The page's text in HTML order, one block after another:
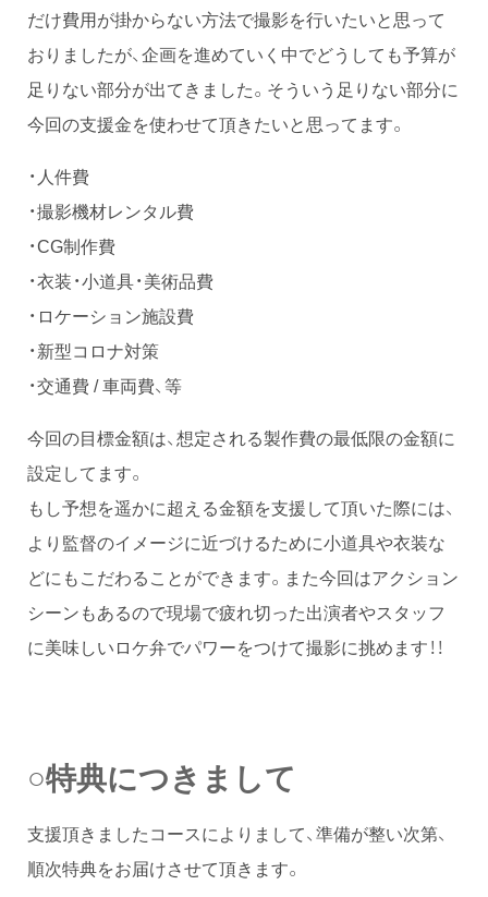
だけ費用が掛からない方法で撮影を行いたいと思って
おりましたが、企画を進めていく中でどうしても予算が
足りない部分が出てきました。そういう足りない部分に
今回の支援金を使わせて頂きたいと思ってます。
・人件費
・撮影機材レンタル費
・CG制作費
・衣装・小道具・美術品費
・ロケーション施設費
・新型コロナ対策
・交通費 / 車両費、等
今回の目標金額は、想定される製作費の最低限の金額に
設定してます。
もし予想を遥かに超える金額を支援して頂いた際には、
より監督のイメージに近づけるために小道具や衣装な
どにもこだわることができます。また今回はアクション
シーンもあるので現場で疲れ切った出演者やスタッフ
に美味しいロケ弁でパワーをつけて撮影に挑めます！！
○特典につきまして
支援頂きましたコースによりまして、準備が整い次第、
順次特典をお届けさせて頂きます。